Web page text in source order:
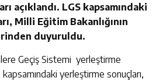
açıklandı. LGS kapsamındaki
Milli Eğitim Bakanlığının
duyuruldu.
Geçiş Sistemi yerleştirme
kapsamındaki yerleştirme sonuçları,